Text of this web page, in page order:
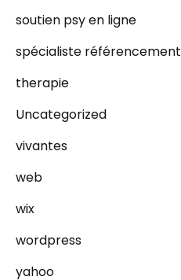
soutien psy en ligne
spécialiste référencement
therapie
Uncategorized
vivantes
web
wix
wordpress
yahoo